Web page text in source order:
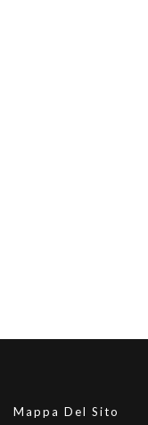
Mappa Del Sito